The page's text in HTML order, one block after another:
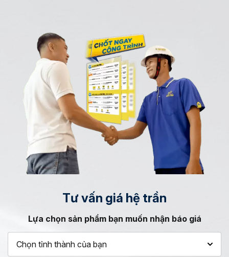
Tư vấn giá hệ trần
Lựa chọn sản phẩm bạn muốn nhận báo giá